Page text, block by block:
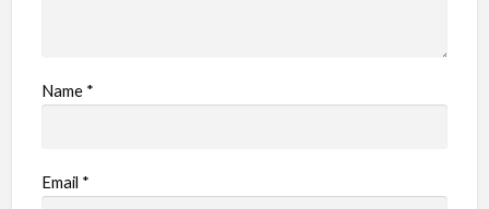
Name *
Email *